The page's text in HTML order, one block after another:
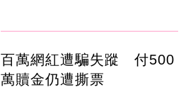
百萬網紅遭騙失蹤 付500
萬贖金仍遭撕票